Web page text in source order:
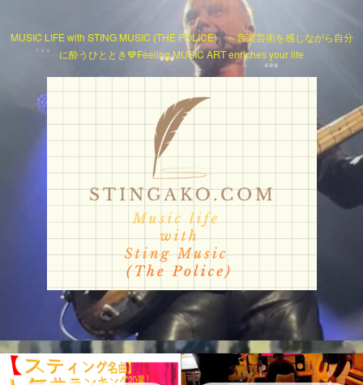
MUSIC LIFE with STING MUSIC (THE POLICE) ～音楽芸術を感じながら自分
に酔うひととき💙Feeling MUSIC ART enriches your life